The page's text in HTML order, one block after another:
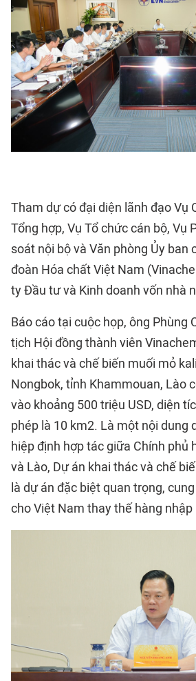
Tham dự có đại diện lãnh đạo Vụ
Tổng hợp, Vụ Tổ chức cán bộ, Vụ
soát nội bộ và Văn phòng Ủy ban
đoàn Hóa chất Việt Nam
ty Đầu tư và Kinh doanh vốn nhà
Báo cáo tại cuộc họp, ông Phùng
tịch Hội đồng thành viên
khai thác và chế biến muối mỏ
Nongbok, tỉnh Khammouan, Lào
vào khoảng 500 triệu USD, diện
phép là 10 km2. Là một nội dung
hiệp định hợp tác giữa Chính phủ
và Lào, Dự án khai thác và chế
là dự án đặc biệt quan trọng,
cho Việt Nam thay thế hàng nhập